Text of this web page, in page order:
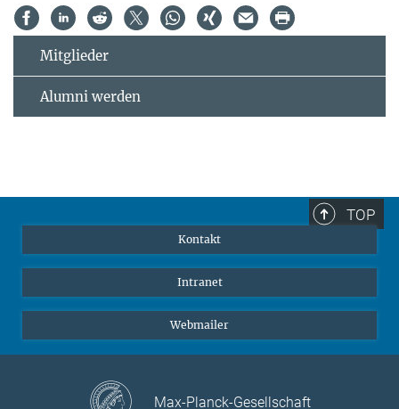
Mitglieder
Alumni werden
TOP
Kontakt
Intranet
Webmailer
Max-Planck-Gesellschaft